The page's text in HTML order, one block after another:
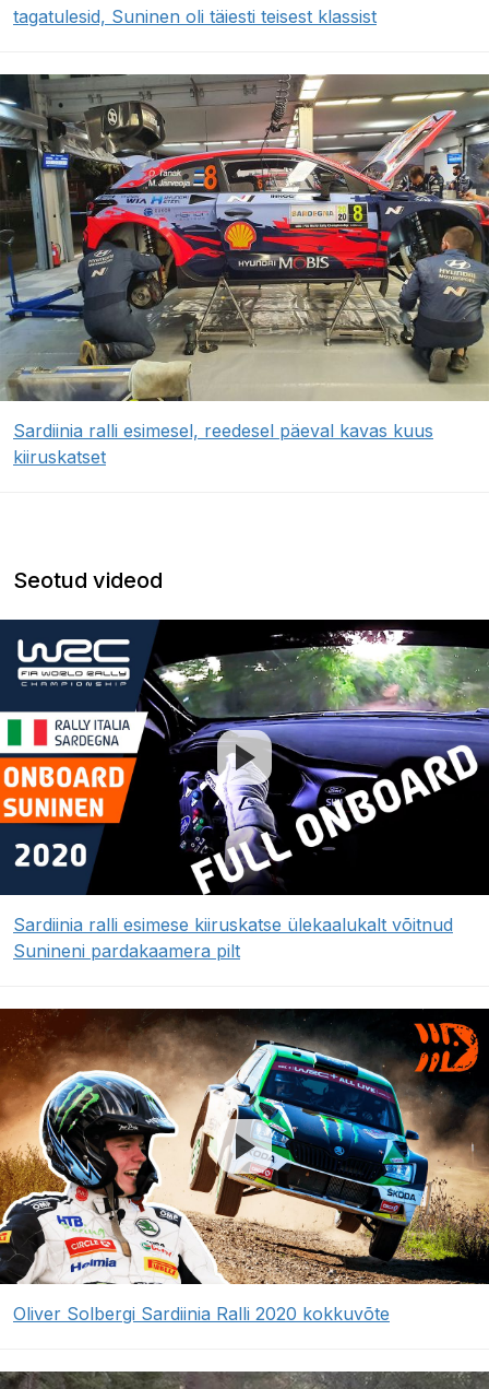
tagatulesid, Suninen oli täiesti teisest klassist
Sardiinia ralli esimesel, reedesel päeval kavas kuus
kiiruskatset
Seotud videod
Sardiinia ralli esimese kiiruskatse ülekaalukalt võitnud
Sunineni pardakaamera pilt
Oliver Solbergi Sardiinia Ralli 2020 kokkuvõte